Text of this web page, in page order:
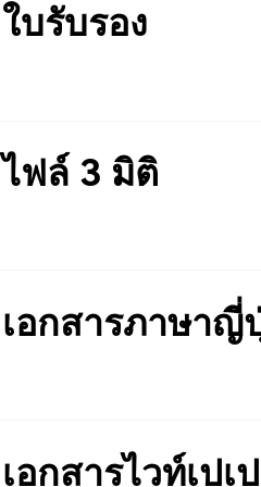
ใบรับรอง
ไฟล์ 3 มิติ
เอกสารภาษาญี่
เอกสารไวท์เปเ